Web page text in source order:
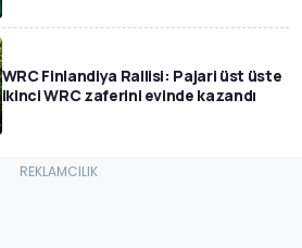
WRC Finlandiya Rallisi: Pajari üst üste
ikinci WRC zaferini evinde kazandı